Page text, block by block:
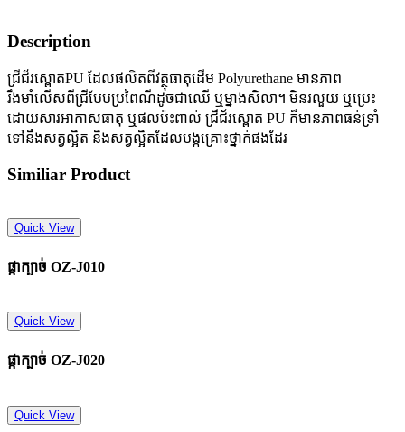
Description
ជ្រីជ័រស្ពោតPU ដែលផលិតពីវត្ថុធាតុដើម Polyurethane មានភាព
រឹងមាំលើសពីជ្រីបែបប្រពៃណីដូចជាឈើ ឬម្នាងសិលា។ មិនរលួយ ឬប្រេះ
ដោយសារអាកាសធាតុ ឬផលប៉ះពាល់ ជ្រីជ័រស្ពោត PU ក៏មានភាពធន់ទ្រាំ
ទៅនឹងសត្វល្អិត និងសត្វល្អិតដែលបង្កគ្រោះថ្នាក់ផងដែរ
Similiar Product
Quick View
ផ្កាក្បាច់​ OZ-J010
Quick View
ផ្កាក្បាច់​ OZ-J020
Quick View